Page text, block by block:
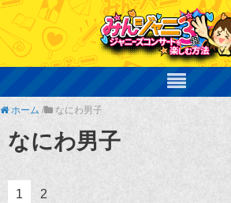
ホーム / なにわ男子
なにわ男子
1 2